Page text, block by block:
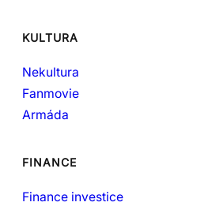
KULTURA
Nekultura
Fanmovie
Armáda
FINANCE
Finance investice